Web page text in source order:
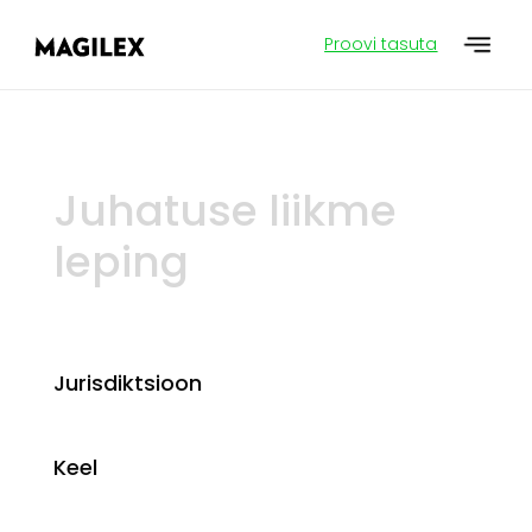
Proovi tasuta
Juhatuse liikme
leping
Jurisdiktsioon
Keel